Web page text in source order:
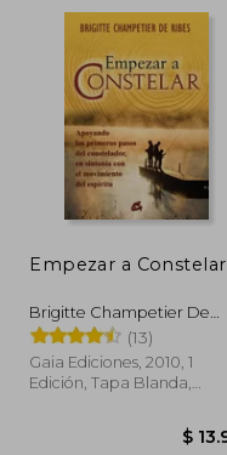
$ 36.79
Empezar a Constelar
Brigitte Champetier De
Ribes
(13)
Gaia Ediciones, 2010, 1
Edición, Tapa Blanda,